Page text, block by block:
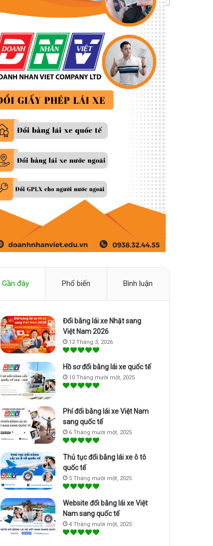
Gần đây Phổ biến Bình luận
Đổi bằng lái xe Nhật sang
Việt Nam 2026
12 Tháng 3, 2026
Hồ sơ đổi bằng lái xe quốc tế
10 Tháng mười một, 2025
Phí đổi bằng lái xe Việt Nam
sang quốc tế
6 Tháng mười một, 2025
Thủ tục đổi bằng lái xe ô tô
quốc tế
5 Tháng mười một, 2025
Website đổi bằng lái xe Việt
Nam sang quốc tế
4 Tháng mười một, 2025